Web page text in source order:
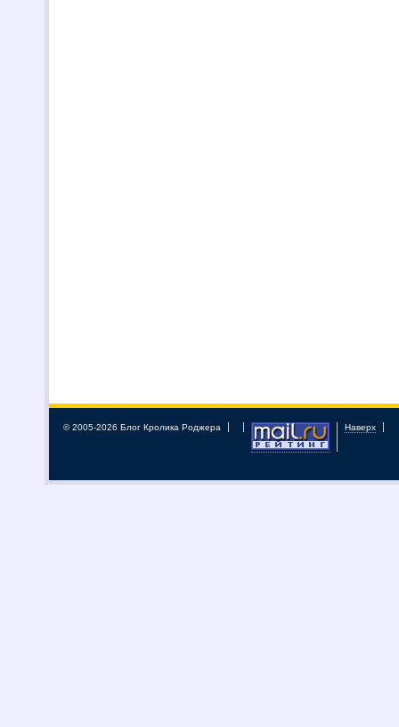
© 2005-2026 Блог Кролика Роджера Наверх